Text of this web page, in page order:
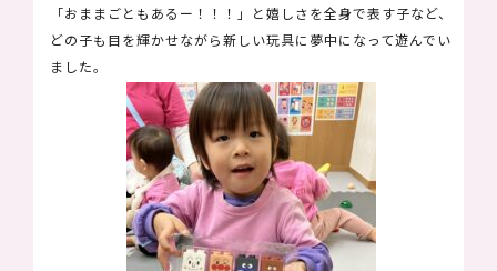
「おままごともあるー！！！」と嬉しさを全身で表す子など、
どの子も目を輝かせながら新しい玩具に夢中になって遊んでい
ました。